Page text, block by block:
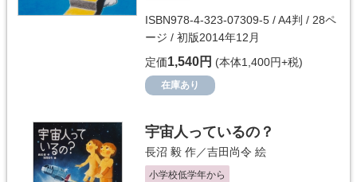
ISBN978-4-323-07309-5 / A4判 / 28ペ
ージ / 初版2014年12月
定価1,540円 (本体1,400円+税)
在庫あり
宇宙人っているの？
長沼 毅 作／吉田尚令 絵
小学校低学年から